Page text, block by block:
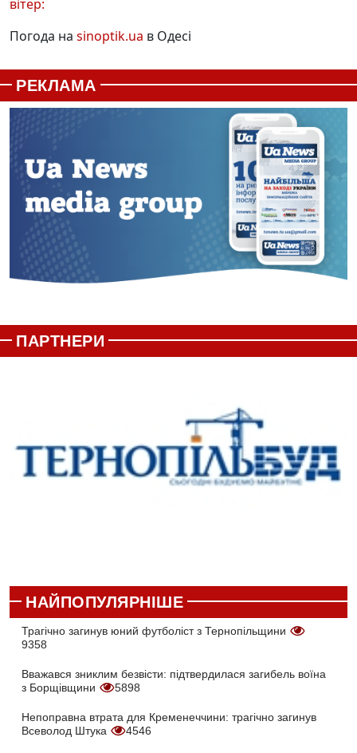
вітер:
Погода на sinoptik.ua в Одесі
РЕКЛАМА
ПАРТНЕРИ
НАЙПОПУЛЯРНІШЕ
Трагічно загинув юний футболіст з Тернопільщини
9358
Вважався зниклим безвісти: підтвердилася загибель воїна
з Борщівщини
5898
Непоправна втрата для Кременеччини: трагічно загинув
Всеволод Штука
4546